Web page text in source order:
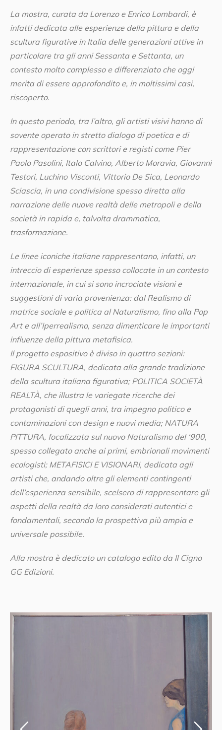
La mostra, curata da Lorenzo e Enrico Lombardi, è
infatti dedicata alle esperienze della pittura e della
scultura figurative in Italia delle generazioni attive in
particolare tra gli anni Sessanta e Settanta, un
contesto molto complesso e differenziato che oggi
merita di essere approfondito e, in moltissimi casi,
riscoperto.
In questo periodo, tra l’altro, gli artisti visivi hanno di
sovente operato in stretto dialogo di poetica e di
rappresentazione con scrittori e registi come Pier
Paolo Pasolini, Italo Calvino, Alberto Moravia, Giovanni
Testori, Luchino Visconti, Vittorio De Sica, Leonardo
Sciascia, in una condivisione spesso diretta alla
narrazione delle nuove realtà delle metropoli e della
società in rapida e, talvolta drammatica,
trasformazione.
Le linee iconiche italiane rappresentano, infatti, un
intreccio di esperienze spesso collocate in un contesto
internazionale, in cui si sono incrociate visioni e
suggestioni di varia provenienza: dal Realismo di
matrice sociale e politica al Naturalismo, fino alla Pop
Art e all’Iperrealismo, senza dimenticare le importanti
influenze della pittura metafisica.
Il progetto espositivo è diviso in quattro sezioni:
FIGURA SCULTURA, dedicata alla grande tradizione
della scultura italiana figurativa; POLITICA SOCIETÀ
REALTÀ, che illustra le variegate ricerche dei
protagonisti di quegli anni, tra impegno politico e
contaminazioni con design e nuovi media; NATURA
PITTURA, focalizzata sul nuovo Naturalismo del ‘900,
spesso collegato anche ai primi, embrionali movimenti
ecologisti; METAFISICI E VISIONARI, dedicata agli
artisti che, andando oltre gli elementi contingenti
dell’esperienza sensibile, scelsero di rappresentare gli
aspetti della realtà da loro considerati autentici e
fondamentali, secondo la prospettiva più ampia e
universale possibile.
Alla mostra è dedicato un catalogo edito da Il Cigno
GG Edizioni.